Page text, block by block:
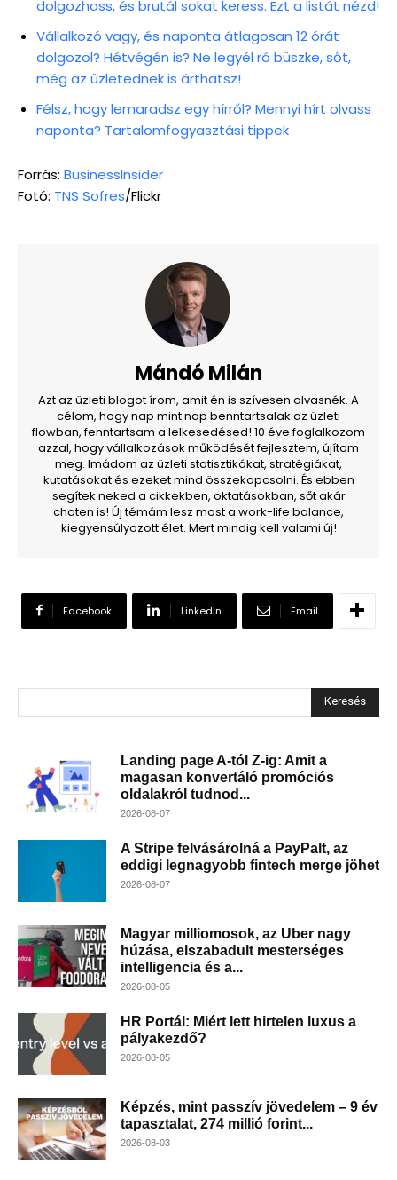
dolgozhass, és brutál sokat keress. Ezt a listát nézd!
Vállalkozó vagy, és naponta átlagosan 12 órát
dolgozol? Hétvégén is? Ne legyél rá büszke, sőt,
még az üzletednek is árthatsz!
Félsz, hogy lemaradsz egy hírről? Mennyi hírt olvass
naponta? Tartalomfogyasztási tippek
Forrás: BusinessInsider
Fotó: TNS Sofres/Flickr
Mándó Milán
Azt az üzleti blogot írom, amit én is szívesen olvasnék. A
célom, hogy nap mint nap benntartsalak az üzleti
flowban, fenntartsam a lelkesedésed! 10 éve foglalkozom
azzal, hogy vállalkozások működését fejlesztem, újítom
meg. Imádom az üzleti statisztikákat, stratégiákat,
kutatásokat és ezeket mind összekapcsolni. És ebben
segítek neked a cikkekben, oktatásokban, sőt akár
chaten is! Új témám lesz most a work-life balance,
kiegyensúlyozott élet. Mert mindig kell valami új!
Facebook Linkedin Email
Keresés
Landing page A-tól Z-ig: Amit a
magasan konvertáló promóciós
oldalakról tudnod...
2026-08-07
A Stripe felvásárolná a PayPalt, az
eddigi legnagyobb fintech merge jöhet
2026-08-07
Magyar milliomosok, az Uber nagy
húzása, elszabadult mesterséges
intelligencia és a...
2026-08-05
HR Portál: Miért lett hirtelen luxus a
pályakezdő?
2026-08-05
Képzés, mint passzív jövedelem – 9 év
tapasztalat, 274 millió forint...
2026-08-03